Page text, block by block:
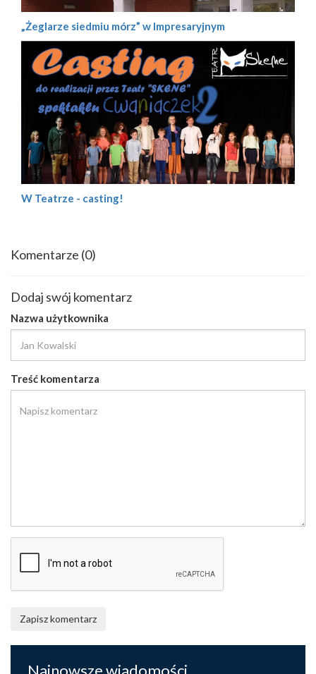
„Żeglarze siedmiu mórz” w Impresaryjnym
W Teatrze - casting!
Komentarze (0)
Dodaj swój komentarz
Nazwa użytkownika
Treść komentarza
Zapisz komentarz
Najnowsze wiadomości